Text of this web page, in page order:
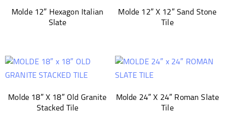
Molde 12″ Hexagon Italian
Slate
Molde 12″ X 12″ Sand Stone
Tile
Molde 18″ X 18″ Old Granite
Stacked Tile
Molde 24″ X 24″ Roman Slate
Tile